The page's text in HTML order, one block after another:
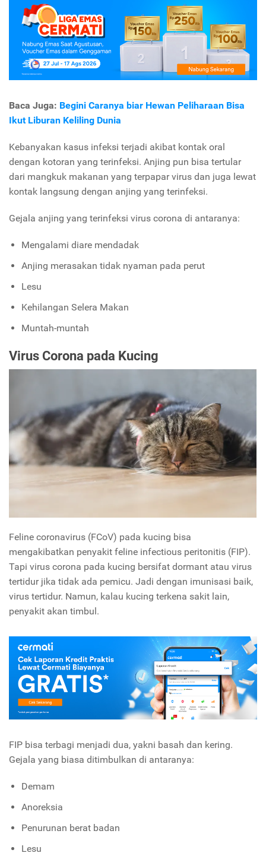
Baca Juga: Begini Caranya biar Hewan Peliharaan Bisa
Ikut Liburan Keliling Dunia
Kebanyakan kasus infeksi terjadi akibat kontak oral
dengan kotoran yang terinfeksi. Anjing pun bisa tertular
dari mangkuk makanan yang terpapar virus dan juga lewat
kontak langsung dengan anjing yang terinfeksi.
Gejala anjing yang terinfeksi virus corona di antaranya:
Mengalami diare mendadak
Anjing merasakan tidak nyaman pada perut
Lesu
Kehilangan Selera Makan
Muntah-muntah
Virus Corona pada Kucing
Feline coronavirus (FCoV) pada kucing bisa
mengakibatkan penyakit feline infectious peritonitis (FIP).
Tapi virus corona pada kucing bersifat dormant atau virus
tertidur jika tidak ada pemicu. Jadi dengan imunisasi baik,
virus tertidur. Namun, kalau kucing terkena sakit lain,
penyakit akan timbul.
FIP bisa terbagi menjadi dua, yakni basah dan kering.
Gejala yang biasa ditimbulkan di antaranya:
Demam
Anoreksia
Penurunan berat badan
Lesu